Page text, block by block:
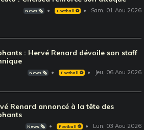
News 🗞️ Football ⚽️ Sam, 01 Aou 2026
: Hervé Renard dévoile son staff
News 🗞️ Football ⚽️ Jeu, 06 Aou 2026
Renard annoncé à la tête des
News 🗞️ Football ⚽️ Lun, 03 Aou 2026